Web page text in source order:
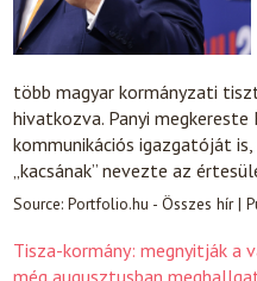
több magyar kormányzati
hivatkozva. Panyi
kommunikációs igazgatóját is,
„kacsának” nevezte az
Source:Portfolio.hu - Összes hír|
Tisza-kormány: megnyitják a